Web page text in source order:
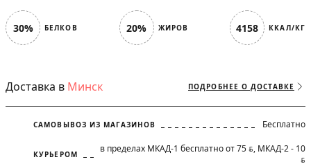
30% БЕЛКОВ 20% ЖИРОВ 4158 ККАЛ/КГ
Доставка в Минск ПОДРОБНЕЕ О ДОСТАВКЕ
САМОВЫВОЗ ИЗ МАГАЗИНОВ Бесплатно
КУРЬЕРОМ в пределах МКАД-1 бесплатно от 75 BYN, МКАД-2 - 10
BYN